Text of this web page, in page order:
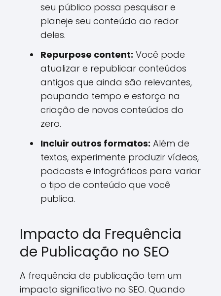
seu público possa pesquisar e
planeje seu conteúdo ao redor
deles.
Repurpose content: Você pode
atualizar e republicar conteúdos
antigos que ainda são relevantes,
poupando tempo e esforço na
criação de novos conteúdos do
zero.
Incluir outros formatos: Além de
textos, experimente produzir vídeos,
podcasts e infográficos para variar
o tipo de conteúdo que você
publica.
Impacto da Frequência
de Publicação no SEO
A frequência de publicação tem um
impacto significativo no SEO. Quando